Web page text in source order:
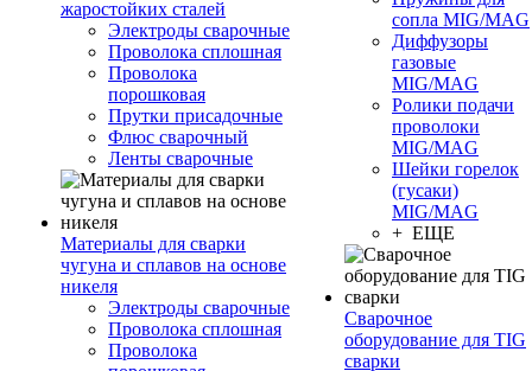
жаростойких сталей
Электроды сварочные
Проволока сплошная
Проволока
порошковая
Прутки присадочные
Флюс сварочный
Ленты сварочные
Материалы для сварки
чугуна и сплавов на основе
никеля
Электроды сварочные
Проволока сплошная
Проволока
сопла MIG/MAG
Диффузоры
газовые
MIG/MAG
Ролики подачи
проволоки
MIG/MAG
Шейки горелок
(гусаки)
MIG/MAG
+ ЕЩЕ
Сварочное
оборудование для TIG
сварки